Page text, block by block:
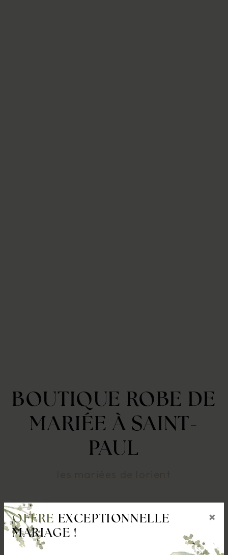
OFFRE EXCEPTIONNELLE
MARIAGE !
×
BOUTIQUE ROBE DE
MARIÉE À SAINT-
PAUL